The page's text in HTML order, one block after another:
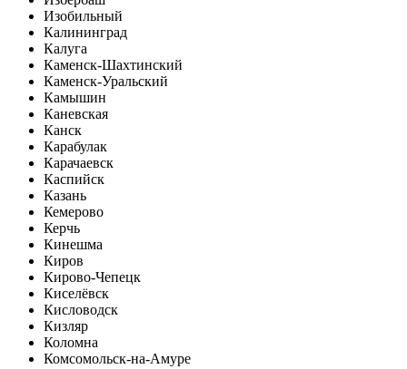
Изобильный
Калининград
Калуга
Каменск-Шахтинский
Каменск-Уральский
Камышин
Каневская
Канск
Карабулак
Карачаевск
Каспийск
Казань
Кемерово
Керчь
Кинешма
Киров
Кирово-Чепецк
Киселёвск
Кисловодск
Кизляр
Коломна
Комсомольск-на-Амуре